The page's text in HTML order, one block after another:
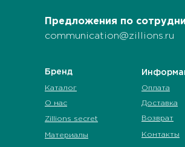
Предложения по
communication@zillions.ru
Контакты
Материалы
О нас
Zillions secret Возврат
Доставка
Оплата
Бренд
Каталог